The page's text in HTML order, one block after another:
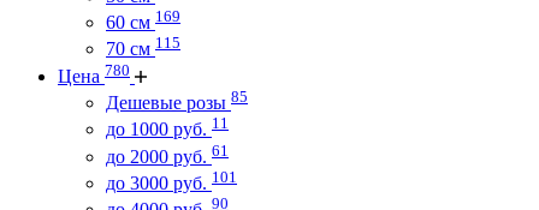
60 см 169
70 см 115
Цена 780
Дешевые розы 85
до 1000 руб. 11
до 2000 руб. 61
до 3000 руб. 101
90